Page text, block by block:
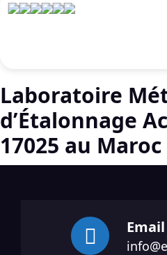
Laboratoire
d’Étalonnage
17025 au Maroc